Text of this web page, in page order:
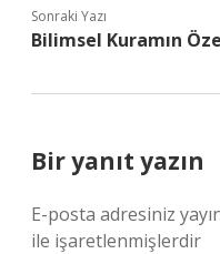
Sonraki Yazı
Bilimsel Kuramın
Bir yanıt yazın
E-posta adresiniz
ile işaretlenmişlerdir